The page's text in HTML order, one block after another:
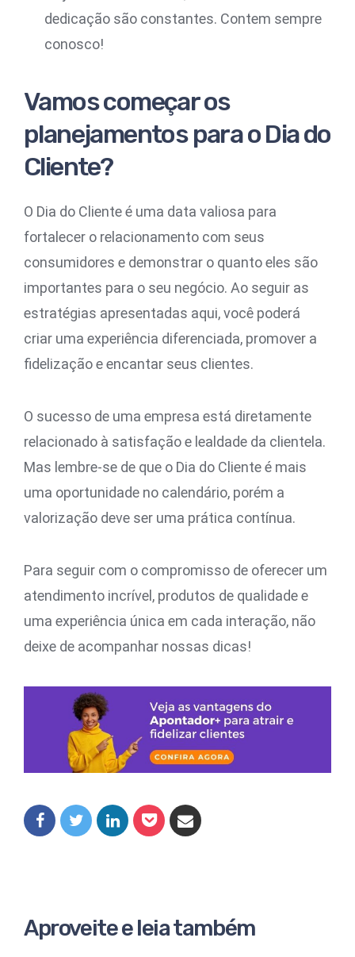
dedicação são constantes. Contem sempre
conosco!
Vamos começar os
planejamentos para o Dia do
Cliente?
O Dia do Cliente é uma data valiosa para
fortalecer o relacionamento com seus
consumidores e demonstrar o quanto eles são
importantes para o seu negócio. Ao seguir as
estratégias apresentadas aqui, você poderá
criar uma experiência diferenciada, promover a
fidelização e encantar seus clientes.
O sucesso de uma empresa está diretamente
relacionado à satisfação e lealdade da clientela.
Mas lembre-se de que o Dia do Cliente é mais
uma oportunidade no calendário, porém a
valorização deve ser uma prática contínua.
Para seguir com o compromisso de oferecer um
atendimento incrível, produtos de qualidade e
uma experiência única em cada interação, não
deixe de acompanhar nossas dicas!
Aproveite e leia também